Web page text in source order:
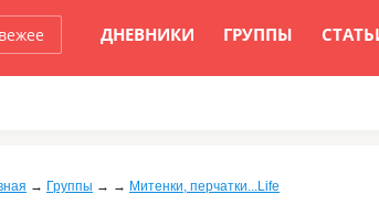
ДНЕВНИКИ ГРУППЫ
→ Группы → → Митенки, перчатки...Life